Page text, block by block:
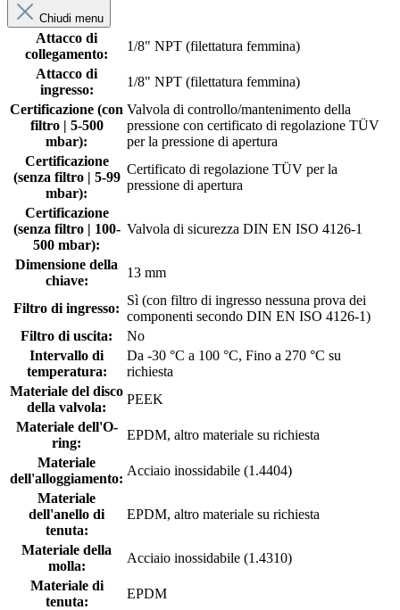
Chiudi menu
Attacco di
collegamento:
1/8" NPT (filettatura femmina)
Attacco di
ingresso:
1/8" NPT (filettatura femmina)
Certificazione (con
filtro | 5-500
mbar):
Valvola di controllo/mantenimento della
pressione con certificato di regolazione TÜV
per la pressione di apertura
Certificazione
(senza filtro | 5-99
mbar):
Certificato di regolazione TÜV per la
pressione di apertura
Certificazione
(senza filtro | 100-
500 mbar):
Valvola di sicurezza DIN EN ISO 4126-1
Dimensione della
chiave:
13 mm
Filtro di ingresso:
Sì (con filtro di ingresso nessuna prova dei
componenti secondo DIN EN ISO 4126-1)
Filtro di uscita:
No
Intervallo di
temperatura:
Da -30 °C a 100 °C, Fino a 270 °C su
richiesta
Materiale del disco
della valvola:
PEEK
Materiale dell'O-
ring:
EPDM, altro materiale su richiesta
Materiale
dell'alloggiamento:
Acciaio inossidabile (1.4404)
Materiale
dell'anello di
tenuta:
EPDM, altro materiale su richiesta
Materiale della
molla:
Acciaio inossidabile (1.4310)
Materiale di
tenuta:
EPDM